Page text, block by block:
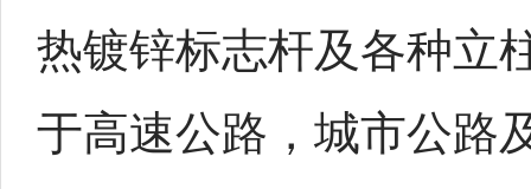
热镀锌标志杆及各种立
于高速公路，城市公路